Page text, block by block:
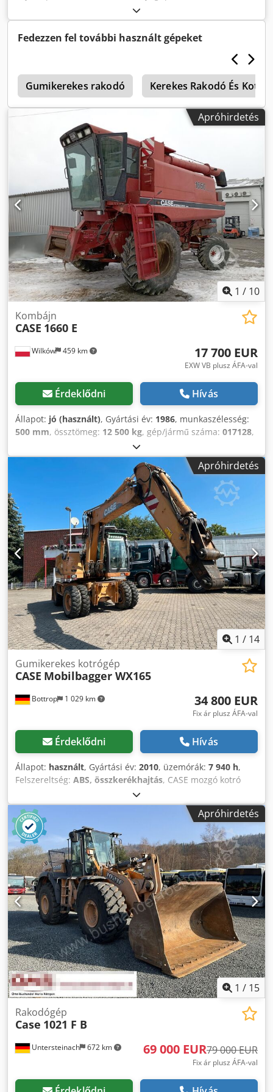
, tengelyelrendezés:
helyezés:10/1977, Gyártási év:1977, Felszereltség:
hidraulika, Műszakilag rendben Dcedpfxjt S Idrs Abpsk
Fedezzen fel további használt gépeket
Gumikerekes rakodó Kerekes Rakodó És Kotró
Apróhirdetés
1 / 10
Wilków 459 km
Kombájn
CASE 1660 E
17 700 EUR
EXW VB plusz ÁFA-val
Érdeklődni Hívás
Állapot: jó (használt), Gyártási év: 1986, munkaszélesség:
500 mm, össztömeg: 12 500 kg, gép/jármű száma: 017128,
CASE IH 1660 axiális áramlás Márka: Case IH Modell: 1660
Évjárat: 1987 Üzemidő: 3300 óra Metszetszélesség: 5,00 m
Dcsdpjvr Dxpofx Abpok Különféle felszerelések: szalma
Apróhirdetés
1 / 14
Bottrop 1 029 km
Gumikerekes kotrógép
CASE Mobilbagger WX165
34 800 EUR
Fix ár plusz ÁFA-val
Érdeklődni Hívás
Állapot: használt, Gyártási év: 2010, üzemórák: 7 940 h,
Felszereltség: ABS, összkerékhajtás, CASE mozgó kotró
Típus: WX165 (hidraulikus kotró) Típusjóváhagyási szám:
N211 Motorgyártó: Case Motorteljesítmény: 105 kW
Üzemórák: 7940 óra Megengedett teljes tömeg: 18000 kg
Szállítási hosszúság: 8,19 m Szállítási szélesség: 1,91 m
Dcodpfezripcex Abpjk Szállítási magasság: 2,89 m Szín:
Sárga - Joystick vezérlés - Kotrókanál - Kamera Szívesen
segítünk az finanszírozási/lízingi kérdésekben is
partnereink segítségével. A megadott adatok tájékoztató
jellegűek, a változtatás jogát fenntartjuk.
Apróhirdetés
1 / 15
Untersteinach 672 km
Rakodógép
Case 1021 F B
69 000 EUR79 000 EUR
Fix ár plusz ÁFA-val